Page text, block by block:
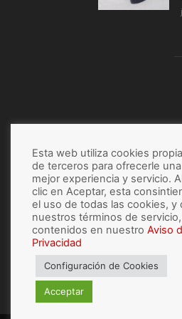
Esta web utiliza cookies
de terceros para ofrecerle una
mejor experiencia y servicio.
clic en Aceptar, esta
el uso de todas las cookies, y
nuestros términos de servicio,
contenidos en nuestro Aviso
Privacidad
Configuración de Cookies
Acceptar